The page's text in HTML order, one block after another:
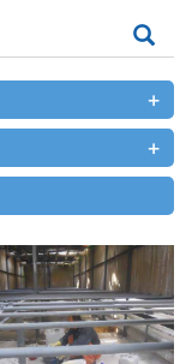
+
+